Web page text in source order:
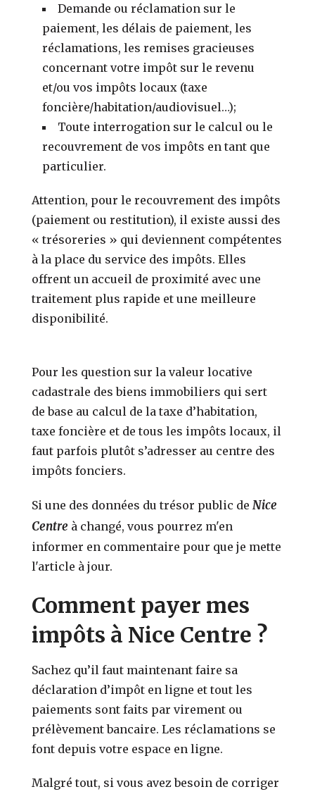
Demande ou réclamation sur le
paiement, les délais de paiement, les
réclamations, les remises gracieuses
concernant votre impôt sur le revenu
et/ou vos impôts locaux (taxe
foncière/habitation/audiovisuel…);
Toute interrogation sur le calcul ou le
recouvrement de vos impôts en tant que
particulier.
Attention, pour le recouvrement des impôts
(paiement ou restitution), il existe aussi des
« trésoreries » qui deviennent compétentes
à la place du service des impôts. Elles
offrent un accueil de proximité avec une
traitement plus rapide et une meilleure
disponibilité.
Pour les question sur la valeur locative
cadastrale des biens immobiliers qui sert
de base au calcul de la taxe d’habitation,
taxe foncière et de tous les impôts locaux, il
faut parfois plutôt s’adresser au centre des
impôts fonciers.
Si une des données du trésor public de Nice
Centre à changé, vous pourrez m'en
informer en commentaire pour que je mette
l'article à jour.
Comment payer mes
impôts à Nice Centre ?
Sachez qu’il faut maintenant faire sa
déclaration d’impôt en ligne et tout les
paiements sont faits par virement ou
prélèvement bancaire. Les réclamations se
font depuis votre espace en ligne.
Malgré tout, si vous avez besoin de corriger